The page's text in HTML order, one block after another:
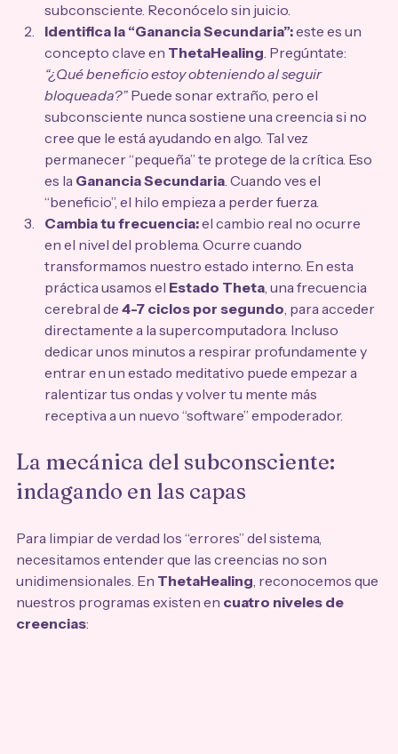
subconsciente. Reconócelo sin juicio.
Identifica la “Ganancia Secundaria”: este es un
concepto clave en ThetaHealing. Pregúntate:
“¿Qué beneficio estoy obteniendo al seguir
bloqueada?” Puede sonar extraño, pero el
subconsciente nunca sostiene una creencia si no
cree que le está ayudando en algo. Tal vez
permanecer “pequeña” te protege de la crítica. Eso
es la Ganancia Secundaria. Cuando ves el
“beneficio”, el hilo empieza a perder fuerza.
Cambia tu frecuencia: el cambio real no ocurre
en el nivel del problema. Ocurre cuando
transformamos nuestro estado interno. En esta
práctica usamos el Estado Theta, una frecuencia
cerebral de 4-7 ciclos por segundo, para acceder
directamente a la supercomputadora. Incluso
dedicar unos minutos a respirar profundamente y
entrar en un estado meditativo puede empezar a
ralentizar tus ondas y volver tu mente más
receptiva a un nuevo “software” empoderador.
La mecánica del subconsciente:
indagando en las capas
Para limpiar de verdad los “errores” del sistema,
necesitamos entender que las creencias no son
unidimensionales. En ThetaHealing, reconocemos que
nuestros programas existen en cuatro niveles de
creencias: